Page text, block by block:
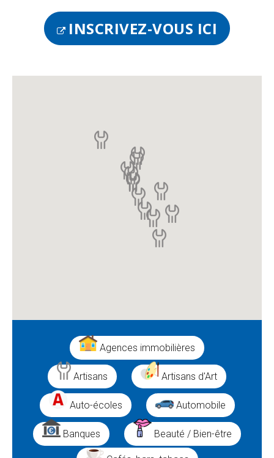
INSCRIVEZ-VOUS ICI
Agences immobilières
Artisans Artisans d'Art
Auto-écoles Automobile
Banques Beauté / Bien-être